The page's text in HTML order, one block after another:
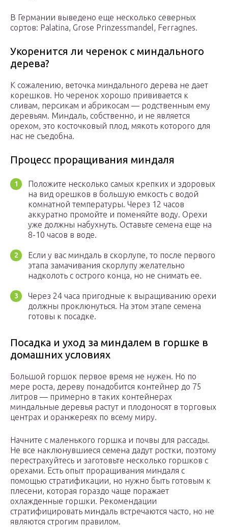
В Германии выведено еще несколько северных
сортов: Palatina, Grose Prinzessmandel, Ferragnes.
Укоренится ли черенок с миндального
дерева?
К сожалению, веточка миндального дерева не дает
корешков. Но черенок хорошо прививается к
сливам, персикам и абрикосам — родственным ему
деревьям. Миндаль, собственно, и не является
орехом, это косточковый плод, мякоть которого для
нас не съедобна.
Процесс проращивания миндаля
Положите несколько самых крепких и здоровых
на вид орешков в большую емкость с водой
комнатной температуры. Через 12 часов
аккуратно промойте и поменяйте воду. Орехи
уже должны набухнуть. Оставьте семена еще на
8-10 часов в воде.
Если у вас миндаль в скорлупе, то после первого
этапа замачивания скорлупу желательно
надколоть с острого конца, но не снимать ее.
Через 24 часа пригодные к выращиванию орехи
должны проклюнуться. На этом этапе семена
готовы к посадке.
Посадка и уход за миндалем в горшке в
домашних условиях
Большой горшок первое время не нужен. Но по
мере роста, дереву понадобится контейнер до 75
литров — примерно в таких контейнерах
миндальные деревья растут и плодоносят в торговых
центрах и оранжереях по всему миру.
Начните с маленького горшка и почвы для рассады.
Не все наклюнувшиеся семена дадут ростки, поэтому
перестрахуйтесь и заготовьте несколько горшков с
орехами. Есть опыт проращивания миндаля с
помощью стратификации, но нужно быть готовым к
плесени, которая гораздо чаще поражает
охлажденные горшки. Рекомендации
стратифицировать миндаль встречаются часто, но не
являются строгим правилом.